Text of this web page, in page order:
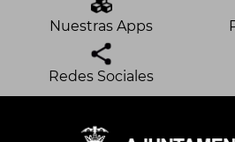
Nuestras Apps
Redes Sociales